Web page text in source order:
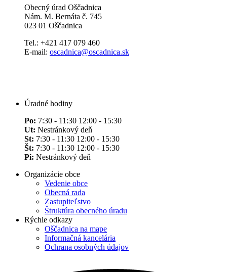
Obecný úrad Oščadnica
Nám. M. Bernáta č. 745
023 01 Oščadnica
Tel.: +421 417 079 460
E-mail: oscadnica@oscadnica.sk
Úradné hodiny
Po: 7:30 - 11:30 12:00 - 15:30
Ut: Nestránkový deň
St: 7:30 - 11:30 12:00 - 15:30
Št: 7:30 - 11:30 12:00 - 15:30
Pi: Nestránkový deň
Organizácie obce
Vedenie obce
Obecná rada
Zastupiteľstvo
Štruktúra obecného úradu
Rýchle odkazy
Oščadnica na mape
Informačná kancelária
Ochrana osobných údajov